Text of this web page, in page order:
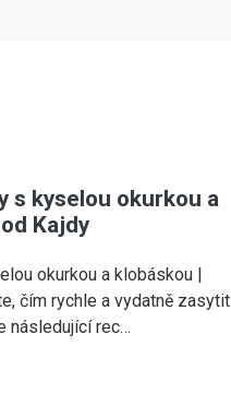
s kyselou okurkou a
Kajdy
okurkou a klobáskou |
čím rychle a vydatně zasytit
následující rec…